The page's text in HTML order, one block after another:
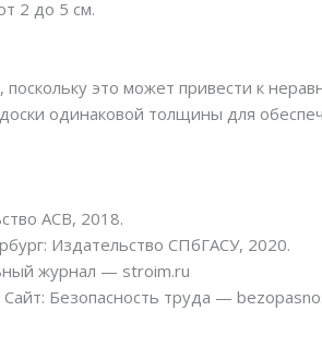
2 до 5 см.
это может привести к
одинаковой толщины для
АСВ, 2018.
Издательство СПбГАСУ, 2020.
журнал — stroim.ru
Безопасность труда —